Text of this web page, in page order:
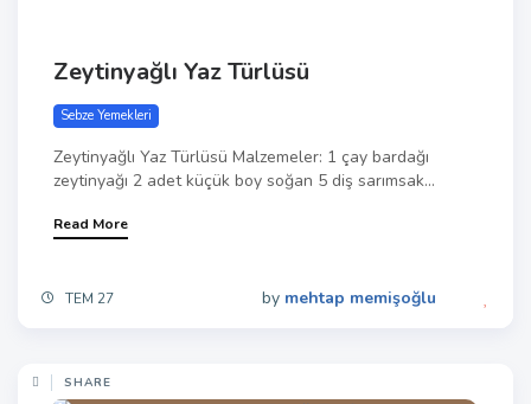
Zeytinyağlı Yaz Türlüsü
Sebze Yemekleri
Zeytinyağlı Yaz Türlüsü Malzemeler: 1 çay bardağı
zeytinyağı 2 adet küçük boy soğan 5 diş sarımsak...
Read More
TEM 27 by mehtap memişoğlu
SHARE